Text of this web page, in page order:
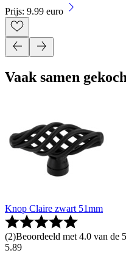
Prijs: 9.99 euro
Vaak samen
Knop Claire zwart 51mm
(2)Beoordeeld met 4.0 van de
5.89